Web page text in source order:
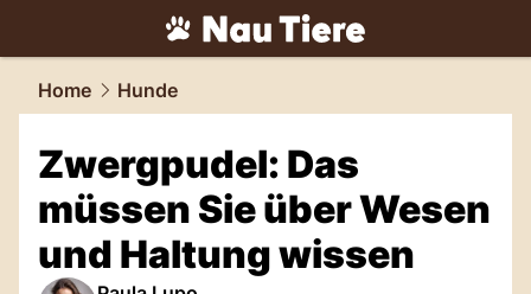
tiere.NAU.ch
Home Hunde
Zwergpudel: Das
müssen Sie über Wesen
und Haltung wissen